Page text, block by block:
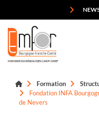
MEMBRE DU RÉSEAU DES CARIF-OREF
Formation
Fondation INFA
de Nevers
Panneau de gestion des